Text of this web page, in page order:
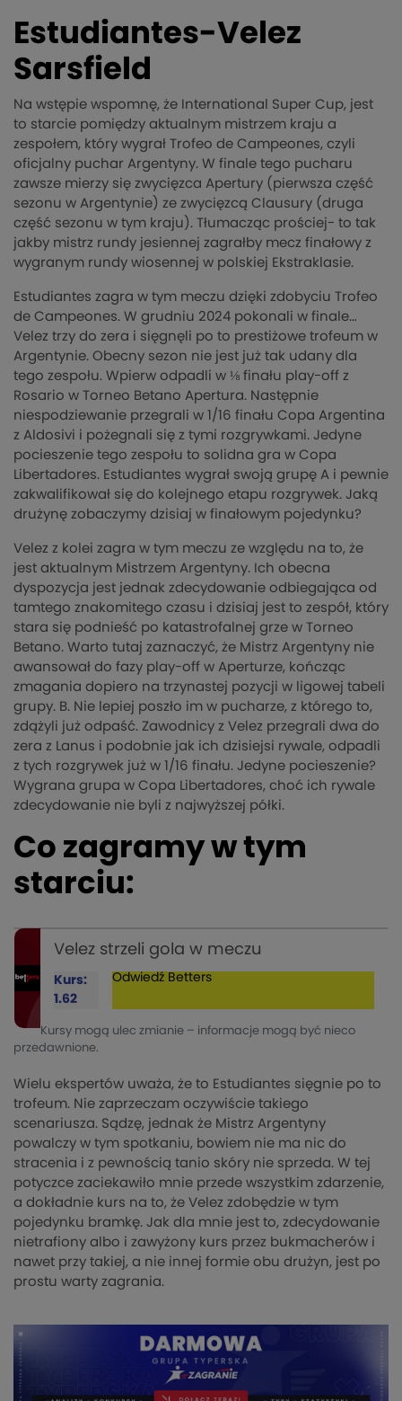
Estudiantes-Velez
Sarsfield
Na wstępie wspomnę, że International Super Cup, jest
to starcie pomiędzy aktualnym mistrzem kraju a
zespołem, który wygrał Trofeo de Campeones, czyli
oficjalny puchar Argentyny. W finale tego pucharu
zawsze mierzy się zwycięzca Apertury (pierwsza część
sezonu w Argentynie) ze zwycięzcą Clausury (druga
część sezonu w tym kraju). Tłumacząc prościej- to tak
jakby mistrz rundy jesiennej zagrałby mecz finałowy z
wygranym rundy wiosennej w polskiej Ekstraklasie.
Estudiantes zagra w tym meczu dzięki zdobyciu Trofeo
de Campeones. W grudniu 2024 pokonali w finale…
Velez trzy do zera i sięgnęli po to prestiżowe trofeum w
Argentynie. Obecny sezon nie jest już tak udany dla
tego zespołu. Wpierw odpadli w ⅛ finału play-off z
Rosario w Torneo Betano Apertura. Następnie
niespodziewanie przegrali w 1/16 finału Copa Argentina
z Aldosivi i pożegnali się z tymi rozgrywkami. Jedyne
pocieszenie tego zespołu to solidna gra w Copa
Libertadores. Estudiantes wygrał swoją grupę A i pewnie
zakwalifikował się do kolejnego etapu rozgrywek. Jaką
drużynę zobaczymy dzisiaj w finałowym pojedynku?
Velez z kolei zagra w tym meczu ze względu na to, że
jest aktualnym Mistrzem Argentyny. Ich obecna
dyspozycja jest jednak zdecydowanie odbiegająca od
tamtego znakomitego czasu i dzisiaj jest to zespół, który
stara się podnieść po katastrofalnej grze w Torneo
Betano. Warto tutaj zaznaczyć, że Mistrz Argentyny nie
awansował do fazy play-off w Aperturze, kończąc
zmagania dopiero na trzynastej pozycji w ligowej tabeli
grupy. B. Nie lepiej poszło im w pucharze, z którego to,
zdążyli już odpaść. Zawodnicy z Velez przegrali dwa do
zera z Lanus i podobnie jak ich dzisiejsi rywale, odpadli
z tych rozgrywek już w 1/16 finału. Jedyne pocieszenie?
Wygrana grupa w Copa Libertadores, choć ich rywale
zdecydowanie nie byli z najwyższej półki.
Co zagramy w tym
starciu:
Velez strzeli gola w meczu
Kurs:
1.62
Odwiedź Betters
Kursy mogą ulec zmianie – informacje mogą być nieco
przedawnione.
Wielu ekspertów uważa, że to Estudiantes sięgnie po to
trofeum. Nie zaprzeczam oczywiście takiego
scenariusza. Sądzę, jednak że Mistrz Argentyny
powalczy w tym spotkaniu, bowiem nie ma nic do
stracenia i z pewnością tanio skóry nie sprzeda. W tej
potyczce zaciekawiło mnie przede wszystkim zdarzenie,
a dokładnie kurs na to, że Velez zdobędzie w tym
pojedynku bramkę. Jak dla mnie jest to, zdecydowanie
nietrafiony albo i zawyżony kurs przez bukmacherów i
nawet przy takiej, a nie innej formie obu drużyn, jest po
prostu warty zagrania.